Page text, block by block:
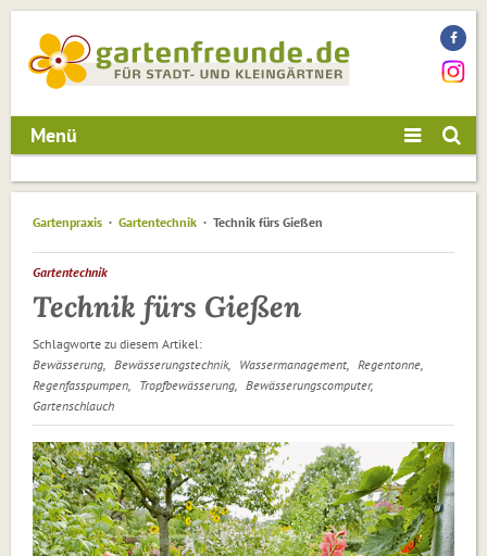
Menü
Gartenpraxis Gartentechnik Technik fürs Gießen
Gartentechnik
Technik fürs Gießen
Schlagworte zu diesem Artikel:
Bewässerung
Bewässerungstechnik Wassermanagement
Regentonne
Regenfasspumpen
Tropfbewässerung
Bewässerungscomputer
Gartenschlauch